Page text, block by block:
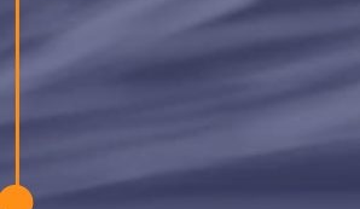
бъдеще – така
действие със смисъл.